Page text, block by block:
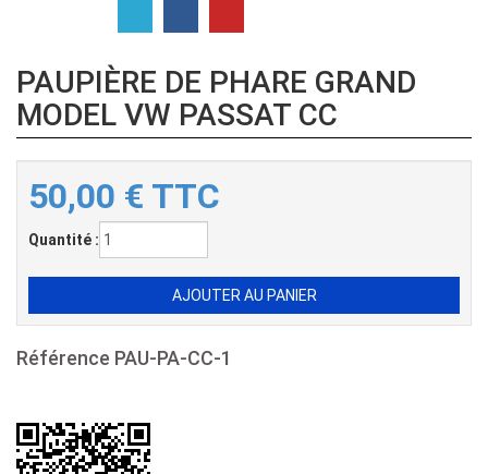
PAUPIÈRE DE PHARE GRAND
MODEL VW PASSAT CC
50,00 € TTC
Quantité :
Référence PAU-PA-CC-1